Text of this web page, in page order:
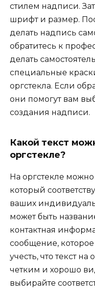
стилем надписи.
шрифт и размер.
делать надпись
обратитесь к
делать
специальные
оргстекла. Если
они помогут вам
создания надписи.
Какой текст
оргстекле?
На оргстекле
который
ваших
может быть
контактная
сообщение,
учесть, что текст
четким и хорошо
выбирайте